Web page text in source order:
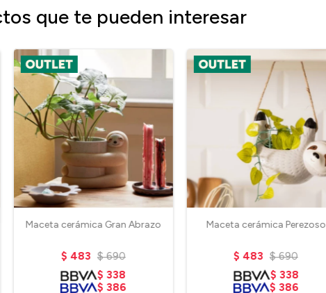
que te pueden interesar
Maceta cerámica Gran Abrazo
$ 483 $ 690
$ 338
$ 386
Maceta cerámica Perezoso
$ 483 $ 690
$ 338
$ 386